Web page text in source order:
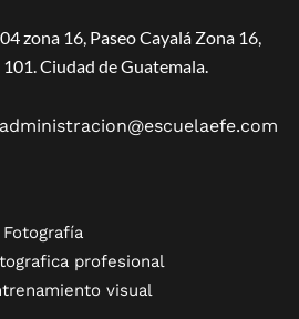
zona 16, Paseo Cayalá Zona 16,
Ciudad de Guatemala.
administracion@escuelaefe.com
profesional
visual